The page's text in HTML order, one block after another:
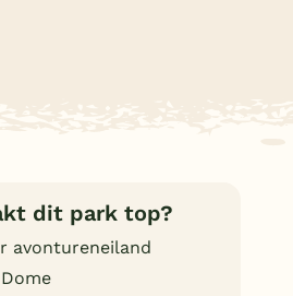
dit park top?
avontureneiland